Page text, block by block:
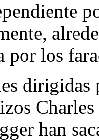
por los
dirigidas
han